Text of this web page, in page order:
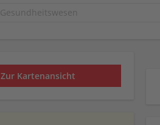
Zur Kartenansicht